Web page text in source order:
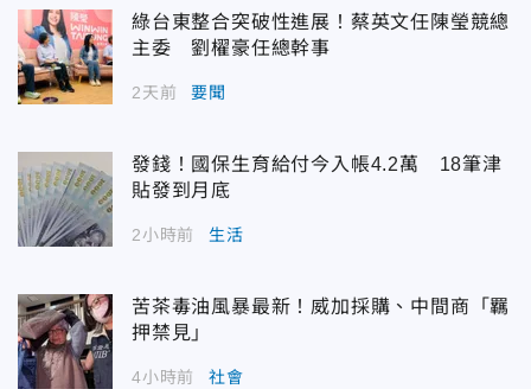
綠台東整合突破性進展！蔡英文任陳瑩競總
主委 劉櫂豪任總幹事
2天前 要聞
發錢！國保生育給付今入帳4.2萬 18筆津
貼發到月底
2小時前 生活
苦茶毒油風暴最新！威加採購、中間商「羈
押禁見」
4小時前 社會